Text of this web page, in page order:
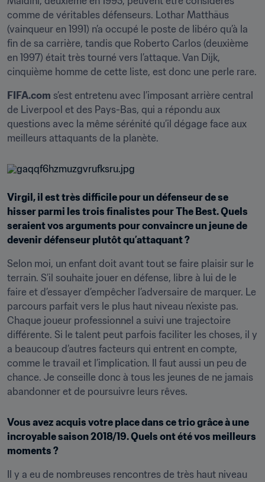
comme de véritables défenseurs. Lothar Matthäus
(vainqueur en 1991) n’a occupé le poste de libéro qu’à la
fin de sa carrière, tandis que Roberto Carlos (deuxième
en 1997) était très tourné vers l’attaque. Van Dijk,
cinquième homme de cette liste, est donc une perle rare.
FIFA.com s’est entretenu avec l’imposant arrière central
de Liverpool et des Pays-Bas, qui a répondu aux
questions avec la même sérénité qu’il dégage face aux
meilleurs attaquants de la planète.
Virgil, il est très difficile pour un défenseur de se
hisser parmi les trois finalistes pour The Best. Quels
seraient vos arguments pour convaincre un jeune de
devenir défenseur plutôt qu’attaquant ?
Selon moi, un enfant doit avant tout se faire plaisir sur le
terrain. S’il souhaite jouer en défense, libre à lui de le
faire et d’essayer d’empêcher l’adversaire de marquer. Le
parcours parfait vers le plus haut niveau n’existe pas.
Chaque joueur professionnel a suivi une trajectoire
différente. Si le talent peut parfois faciliter les choses, il y
a beaucoup d’autres facteurs qui entrent en compte,
comme le travail et l’implication. Il faut aussi un peu de
chance. Je conseille donc à tous les jeunes de ne jamais
abandonner et de poursuivre leurs rêves.
Vous avez acquis votre place dans ce trio grâce à une
incroyable saison 2018/19. Quels ont été vos meilleurs
moments ?
Il y a eu de nombreuses rencontres de très haut niveau